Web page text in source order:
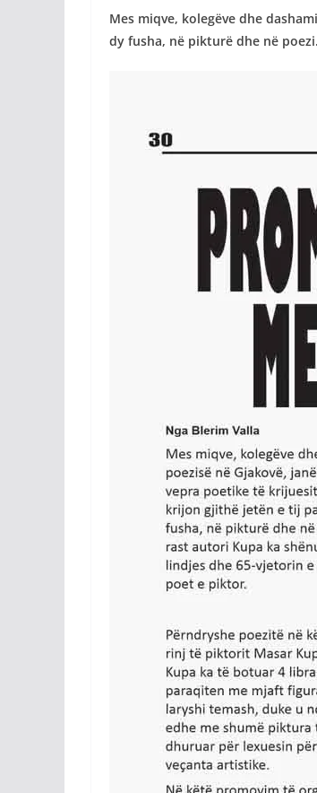
Mes miqve, kolegëve dhe
dy fusha, në pikturë dhe në